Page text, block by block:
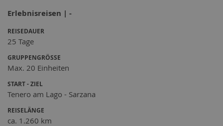
Erlebnisreisen | -
REISEDAUER
25 Tage
GRUPPENGRÖSSE
Max. 20 Einheiten
START - ZIEL
Tenero am Lago - Sarzana
REISELÄNGE
ca. 1.260 km